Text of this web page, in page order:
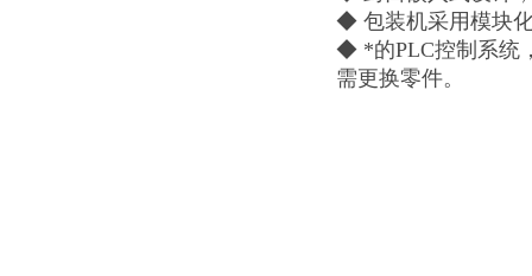
◆ 包装机采用模块
◆ *的PLC控制系统
需更换零件。